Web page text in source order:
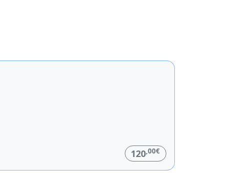
120,00€